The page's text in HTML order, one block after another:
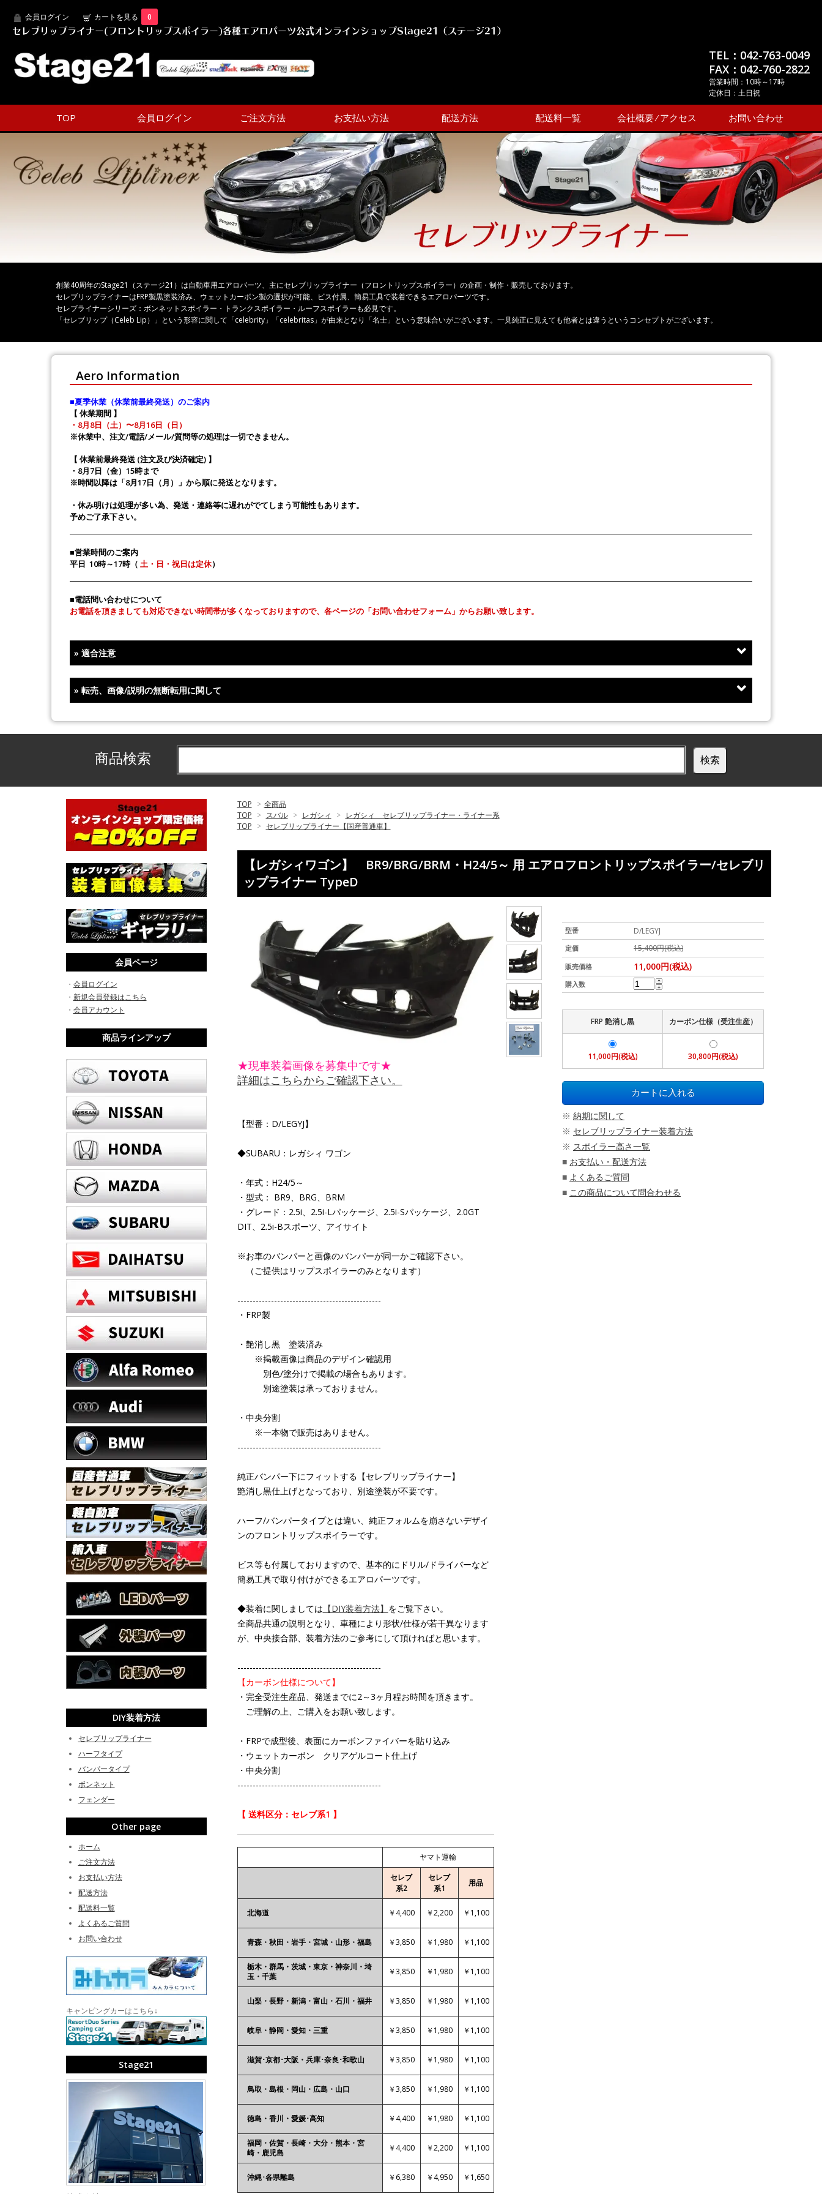
会員ログイン カートを見る 0
セレブリップライナー(フロントリップスポイラー)各種エアロパーツ公式オンラインショップStage21（ステージ21）
TEL：042-763-0049
FAX：042-760-2822
営業時間：10時～17時
定休日：土日祝
TOP 会員ログイン ご注文方法 お支払い方法 配送方法 配送料一覧 会社概要 ⁄ アクセス お問い合わせ
創業40周年のStage21（ステージ21）は自動車用エアロパーツ、主にセレブリップライナー（フロントリップスポイラー）の企画・制作・販売しております。
セレブリップライナーはFRP製黒塗装済み、ウェットカーボン製の選択が可能、ビス付属、簡易工具で装着できるエアロパーツです。
セレブライナーシリーズ：ボンネットスポイラー・トランクスポイラー・ルーフスポイラーも必見です。
「セレブリップ（Celeb Lip）」という形容に関して「celebrity」「celebritas」が由来となり「名士」という意味合いがございます。一見純正に見えても他者とは違うというコンセプトがございます。
Aero Information
■夏季休業（休業前最終発送）のご案内
【 休業期間 】
・8月8日（土）〜8月16日（日）
※休業中、注文/電話/メール/質問等の処理は一切できません。
【 休業前最終発送 (注文及び決済確定) 】
・8月7日（金）15時まで
※時間以降は「8月17日（月）」から順に発送となります。
・休み明けは処理が多い為、発送・連絡等に遅れがでてしまう可能性もあります。
予めご了承下さい。
■営業時間のご案内
平日 10時～17時（ 土・日・祝日は定休）
■電話問い合わせについて
お電話を頂きましても対応できない時間帯が多くなっておりますので、各ページの「お問い合わせフォーム」からお願い致します。
»適合注意
»転売、画像/説明の無断転用に関して
商品検索
会員ページ
・ 会員ログイン
・ 新規会員登録はこちら
・ 会員アカウント
商品ラインアップ
DIY装着方法
セレブリップライナー
ハーフタイプ
バンパータイプ
ボンネット
フェンダー
Other page
ホーム
ご注文方法
お支払い方法
配送方法
配送料一覧
よくあるご質問
お問い合わせ
キャンピングカーはこちら↓
Stage21
TOP > 全商品
TOP > スバル > レガシィ > レガシィ セレブリップライナー・ライナー系
TOP > セレブリップライナー【国産普通車】
【レガシィワゴン】 BR9/BRG/BRM・H24/5～ 用 エアロフロントリップスポイラー/セレブリ
ップライナー TypeD
★現車装着画像を募集中です★
詳細はこちらからご確認下さい。
【型番：D/LEGYJ】
◆SUBARU：レガシィ ワゴン
・年式：H24/5～
・型式： BR9、BRG、BRM
・グレード：2.5i、2.5i-Lパッケージ、2.5i-Sパッケージ、2.0GT
DIT、2.5i-Bスポーツ、アイサイト
※お車のバンパーと画像のバンパーが同一かご確認下さい。
（ご提供はリップスポイラーのみとなります）
-----------------------------------------------
・FRP製
・艶消し黒 塗装済み
※掲載画像は商品のデザイン確認用
別色/塗分けで掲載の場合もあります。
別途塗装は承っておりません。
・中央分割
※一本物で販売はありません。
-----------------------------------------------
純正バンパー下にフィットする【セレブリップライナー】
艶消し黒仕上げとなっており、別途塗装が不要です。
ハーフ/バンパータイプとは違い、純正フォルムを崩さないデザイ
ンのフロントリップスポイラーです。
ビス等も付属しておりますので、基本的にドリル/ドライバーなど
簡易工具で取り付けができるエアロパーツです。
◆装着に関しましては 【DIY装着方法】 をご覧下さい。
全商品共通の説明となり、車種により形状/仕様が若干異なります
が、中央接合部、装着方法のご参考にして頂ければと思います。
-----------------------------------------------
【カーボン仕様について】
・完全受注生産品、発送までに2～3ヶ月程お時間を頂きます。
ご理解の上、ご購入をお願い致します。
・FRPで成型後、表面にカーボンファイバーを貼り込み
・ウェットカーボン クリアゲルコート仕上げ
・中央分割
-----------------------------------------------
【 送料区分：セレブ系1 】
ヤマト運輸
セレブ
系2
セレブ
系1
用品
北海道 ￥4,400 ￥2,200 ￥1,100
青森・秋田・岩手・宮城・山形・福島 ￥3,850 ￥1,980 ￥1,100
栃木・群馬・茨城・東京・神奈川・埼
玉・千葉
￥3,850 ￥1,980 ￥1,100
山梨・長野・新潟・富山・石川・福井 ￥3,850 ￥1,980 ￥1,100
岐阜・静岡・愛知・三重 ￥3,850 ￥1,980 ￥1,100
滋賀･京都･大阪・兵庫･奈良･和歌山 ￥3,850 ￥1,980 ￥1,100
鳥取・島根・岡山・広島・山口 ￥3,850 ￥1,980 ￥1,100
徳島・香川・愛媛･高知 ￥4,400 ￥1,980 ￥1,100
福岡・佐賀・長崎・大分・熊本・宮
崎・鹿児島
￥4,400 ￥2,200 ￥1,100
沖縄･各県離島 ￥6,380 ￥4,950 ￥1,650
型番 D/LEGYJ
定価 15,400円(税込)
販売価格 11,000円(税込)
購入数
FRP 艶消し黒 カーボン仕様（受注生産）
11,000円(税込) 30,800円(税込)
※ 納期に関して
※ セレブリップライナー装着方法
※ スポイラー高さ一覧
■ お支払い・配送方法
■ よくあるご質問
■ この商品について問合わせる